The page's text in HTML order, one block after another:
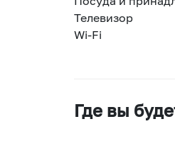
Телевизор
Wi-Fi
Где вы